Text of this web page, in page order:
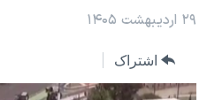
صفحه
جهش
به
جهان
ورزشی
گزیده‌ها
صفحه‌های ویژه
جام جهانی ۲۰۲۶
عملیات خشم حماسی
فرکانس‌های صدای آمریکا
پخش رادیویی
۲۹ اردیبهشت ۱۴۰۵
اشتراک